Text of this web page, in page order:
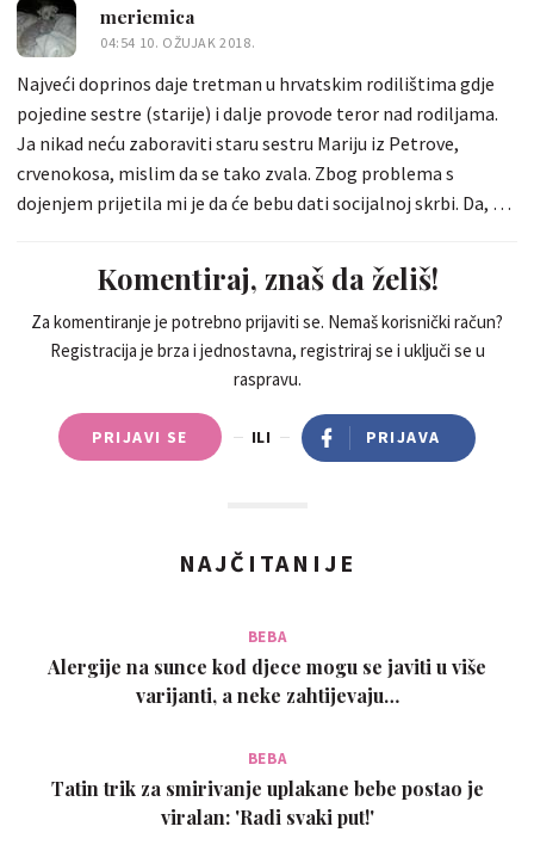
meriemica
04:54 10. OŽUJAK 2018.
Najveći doprinos daje tretman u hrvatskim rodilištima gdje
pojedine sestre (starije) i dalje provode teror nad rodiljama.
Ja nikad neću zaboraviti staru sestru Mariju iz Petrove,
crvenokosa, mislim da se tako zvala. Zbog problema s
dojenjem prijetila mi je da će bebu dati socijalnoj skrbi. Da, to
čudovišta se događaju stvari o kojima pišete. Onda se još spoji
s tim da nemate nikog kad se vratite doma, da ste vi i beba
potpuno sami, padate s nogu od umora i eto ga.
Komentiraj, znaš da želiš!
Za komentiranje je potrebno prijaviti se. Nemaš korisnički račun?
Registracija je brza i jednostavna, registriraj se i uključi se u
raspravu.
PRIJAVI SE ILI PRIJAVA
NAJČITANIJE
BEBA
Alergije na sunce kod djece mogu se javiti u više
varijanti, a neke zahtijevaju…
BEBA
Tatin trik za smirivanje uplakane bebe postao je
viralan: 'Radi svaki put!'